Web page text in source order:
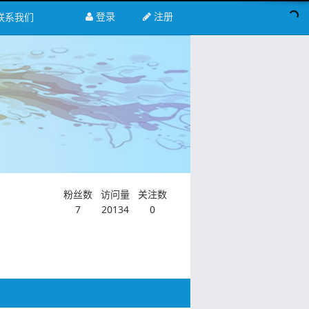
注册
登录
系我们
粉丝数
7
访问量
20134
关注数
0